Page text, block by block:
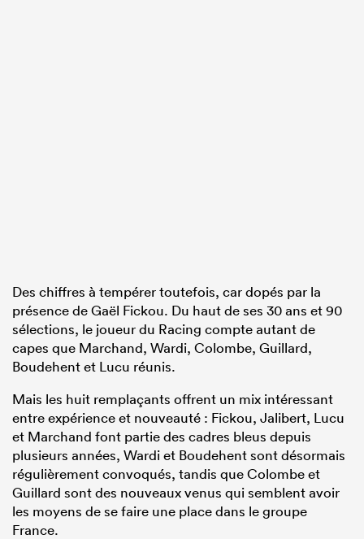
Des chiffres à tempérer toutefois, car dopés par la
présence de Gaël Fickou. Du haut de ses 30 ans et 90
sélections, le joueur du Racing compte autant de
capes que Marchand, Wardi, Colombe, Guillard,
Boudehent et Lucu réunis.
Mais les huit remplaçants offrent un mix intéressant
entre expérience et nouveauté : Fickou, Jalibert, Lucu
et Marchand font partie des cadres bleus depuis
plusieurs années, Wardi et Boudehent sont désormais
régulièrement convoqués, tandis que Colombe et
Guillard sont des nouveaux venus qui semblent avoir
les moyens de se faire une place dans le groupe
France.